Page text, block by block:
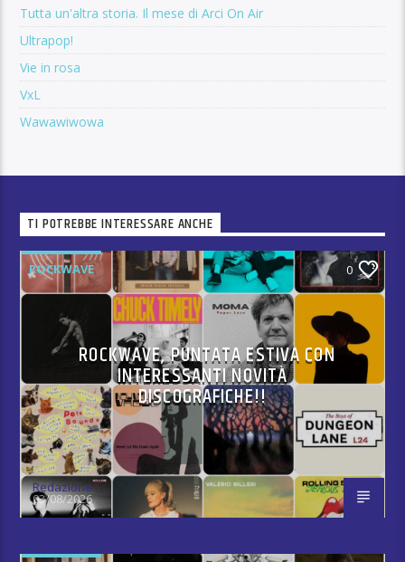
Tutta un'altra storia. Il mese di Arci On Air
Ultrapop!
Vie in rosa
VxL
Wawawiwowa
TI POTREBBE INTERESSARE ANCHE
ROCKWAVE 0
ROCKWAVE, PUNTATA ESTIVA CON
INTERESSANTI NOVITÀ
DISCOGRAFICHE!!
Redazione
03/08/2026